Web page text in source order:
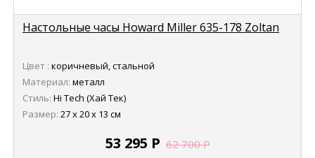
Настольные часы Howard Miller 635-178 Zoltan
Цвет : коричневый, стальной
Материал: металл
Стиль: Hi Tech (Хай Тек)
Размер: 27 х 20 х 13 см
53 295 Р 62 700Р